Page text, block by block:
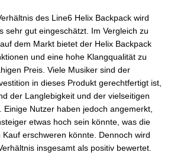
des Line6 Helix Backpack wird
sehr gut eingeschätzt. Im Vergleich zu
dem Markt bietet der Helix Backpack
und eine hohe Klangqualität zu
Preis. Viele Musiker sind der
in dieses Produkt gerechtfertigt ist,
der Langlebigkeit und der vielseitigen
Einige Nutzer haben jedoch angemerkt,
etwas hoch sein könnte, was die
Kauf erschweren könnte. Dennoch wird
insgesamt als positiv bewertet.